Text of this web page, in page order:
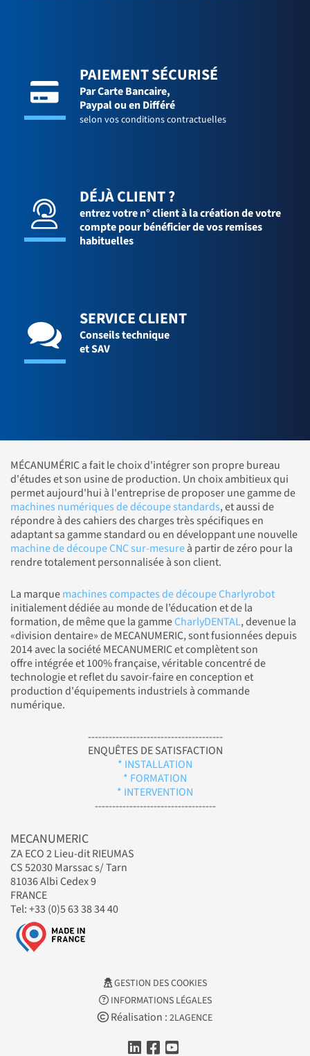
PAIEMENT SÉCURISÉ
Par Carte Bancaire,
Paypal ou en Différé
selon vos conditions contractuelles
DÉJÀ CLIENT ?
entrez votre n° client à la création de votre
compte pour bénéficier de vos remises
habituelles
SERVICE CLIENT
Conseils technique
et SAV
MÉCANUMÉRIC a fait le choix d'intégrer son propre bureau
d'études et son usine de production. Un choix ambitieux qui
permet aujourd'hui à l'entreprise de proposer une gamme de
machines numériques de découpe standards, et aussi de
répondre à des cahiers des charges très spécifiques en
adaptant sa gamme standard ou en développant une nouvelle
machine de découpe CNC sur-mesureà partir de zéro pour la
rendre totalement personnalisée à son client.
La marquemachines compactes de découpe Charlyrobot
initialement dédiée au monde de l’éducation et de la
formation, de même que la gammeCharlyDENTAL, devenue la
«division dentaire» de MECANUMERIC, sont fusionnées depuis
2014 avec la société MECANUMERIC et complètent son
offre intégrée et 100% française, véritable concentré de
technologie et reflet du savoir-faire en conception et
production d'équipements industriels à commande
numérique.
---------------------------------------
ENQUÊTES DE SATISFACTION
* INSTALLATION
* FORMATION
* INTERVENTION
-----------------------------------
MECANUMERIC
ZA ECO 2 Lieu-dit RIEUMAS
CS 52030 Marssac s/ Tarn
81036 Albi Cedex 9
FRANCE
Tel: +33 (0)5 63 38 34 40
GESTION DES COOKIES
INFORMATIONS LÉGALES
Réalisation : 2LAGENCE